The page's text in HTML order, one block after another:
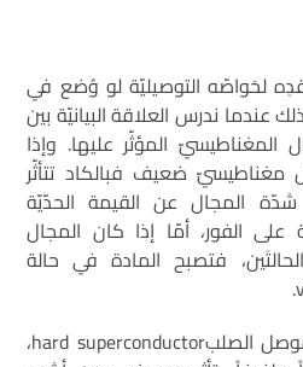
لخواصّه التوصيليّة لو وُضع في
ندرس العلاقة البيانيّة بين
المغناطيسيّ المؤثّر عليها. وإذا
ضعيف فبالكاد تتأثّر
شدّة المجال عن القيمة الحدّيّة
على الفور، أمّا إذا كان المجال
فتصبح المادة في حالة
ويُطلق على هذا النوع بالموصل الصلبhard superconductor،